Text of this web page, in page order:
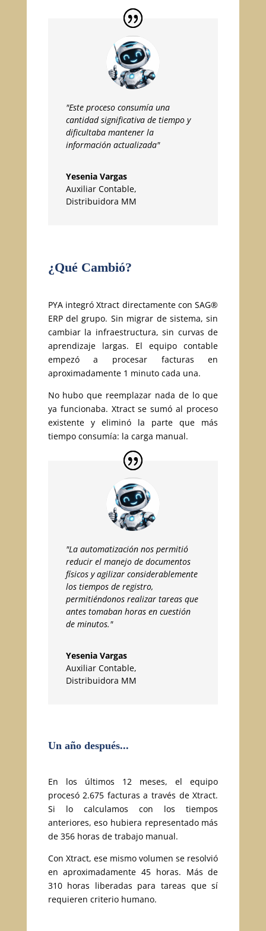
"Este proceso consumía una
cantidad significativa de tiempo y
dificultaba mantener la
información actualizada"
Yesenia Vargas
Auxiliar Contable,
Distribuidora MM
¿Qué Cambió?
PYA integró Xtract directamente con SAG®
ERP del grupo. Sin migrar de sistema, sin
cambiar la infraestructura, sin curvas de
aprendizaje largas. El equipo contable
empezó a procesar facturas en
aproximadamente 1 minuto cada una.
No hubo que reemplazar nada de lo que
ya funcionaba. Xtract se sumó al proceso
existente y eliminó la parte que más
tiempo consumía: la carga manual.
"La automatización nos permitió
reducir el manejo de documentos
físicos y agilizar considerablemente
los tiempos de registro,
permitiéndonos realizar tareas que
antes tomaban horas en cuestión
de minutos."
Yesenia Vargas
Auxiliar Contable,
Distribuidora MM
Un año después...
En los últimos 12 meses, el equipo
procesó 2.675 facturas a través de Xtract.
Si lo calculamos con los tiempos
anteriores, eso hubiera representado más
de 356 horas de trabajo manual.
Con Xtract, ese mismo volumen se resolvió
en aproximadamente 45 horas. Más de
310 horas liberadas para tareas que sí
requieren criterio humano.